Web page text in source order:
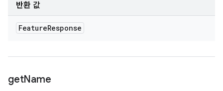
반환 값
FeatureResponse
getName